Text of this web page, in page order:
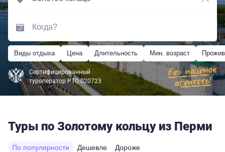
Виды отдыха Цена Длительность Мин. возраст
Сертифицированный
туроператор РТО 020723
Туры по Золотому кольцу из Перми
По популярности Дешевле Дороже